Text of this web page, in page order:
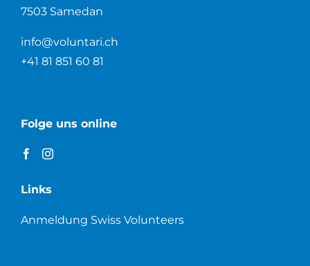
7503 Samedan
info@voluntari.ch
+41 81 851 60 81
Folge uns online
Links
Anmeldung Swiss Volunteers